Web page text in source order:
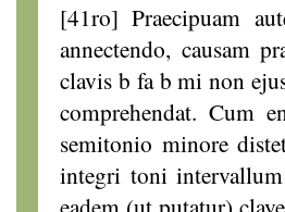
[41ro] Praecipuam
annectendo, causam
clavis b fa b mi non
comprehendat.
semitonio minore
integri toni